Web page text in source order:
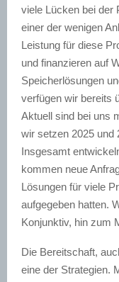
viele Lücken bei der
einer der wenigen
Leistung für diese
und finanzieren auf
Speicherlösungen
verfügen wir bereits
Aktuell sind bei uns
wir setzen 2025 und
Insgesamt
kommen neue
Lösungen für viele
aufgegeben hatten.
Konjunktiv, hin zum
Die Bereitschaft,
eine der Strategien.